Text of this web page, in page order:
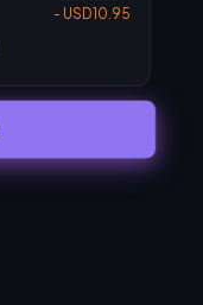
- USD10.95